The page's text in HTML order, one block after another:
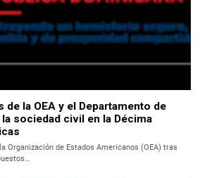
de la OEA y el Departamento de
sociedad civil en la Décima
Organización de Estados Americanos (OEA) tras